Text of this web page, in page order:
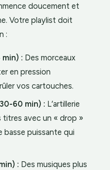
doucement et
Votre playlist doit
:
: Des morceaux
en pression
vos cartouches.
60 min) : L’artillerie
titres avec un « drop »
basse puissante qui
: Des musiques plus